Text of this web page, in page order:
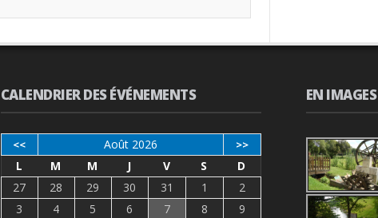
CALENDRIER DES ÉVÉNEMENTS
<< Août 2026 >>
L M M J V S
D
27
28 29 30 31 1
2
3
4 5 6 7 8
9
EN IMAGES